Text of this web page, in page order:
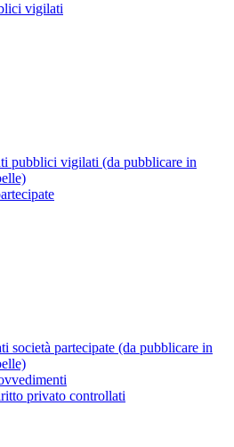
vigilati
pubblici vigilati (da pubblicare in
società partecipate (da pubblicare in
privato controllati